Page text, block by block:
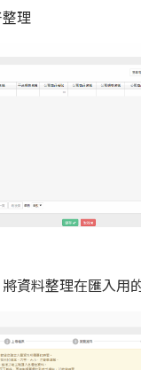
理
將資料整理在匯入用